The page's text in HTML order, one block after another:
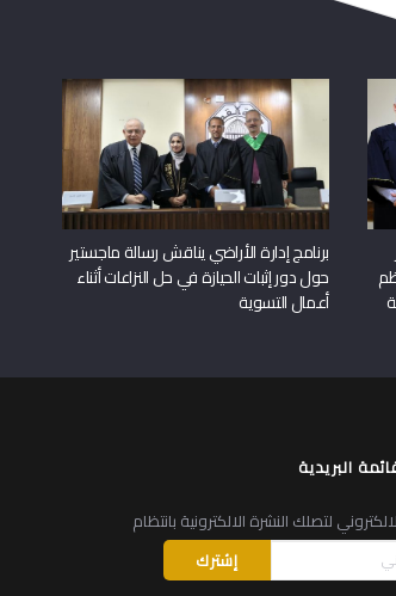
برنامج إدارة الأراضي يناقش رسالة ماجستير
حول دور إثبات الحيازة في حل النزاعات أثناء
أعمال التسوية
البريدية
لتصلك النشرة الالكترونية بانتظام